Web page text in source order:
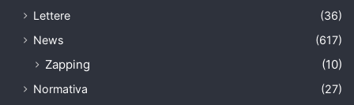
Lettere
(36)
News
(617)
Zapping (10)
Normativa
(27)